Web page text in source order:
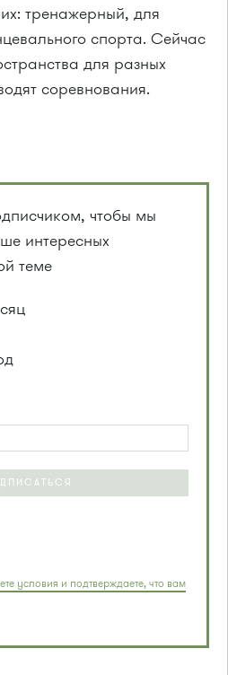
тренажерный, для
спорта. Сейчас
для разных
соревнования.
чтобы мы
интересных
теме
условия и подтверждаете, что вам